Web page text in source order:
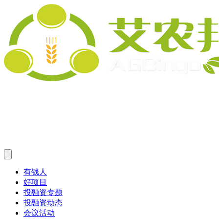
有钱人
好项目
投融资专题
投融资动态
会议活动